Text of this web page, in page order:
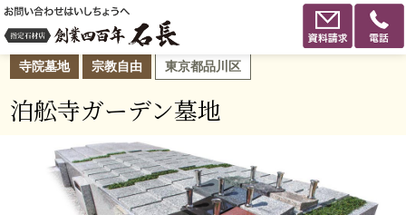
寺院墓地 宗教自由 東京都品川区
泊舩寺ガーデン墓地